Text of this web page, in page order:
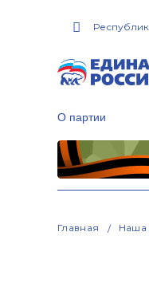
О партии
Главная Наша